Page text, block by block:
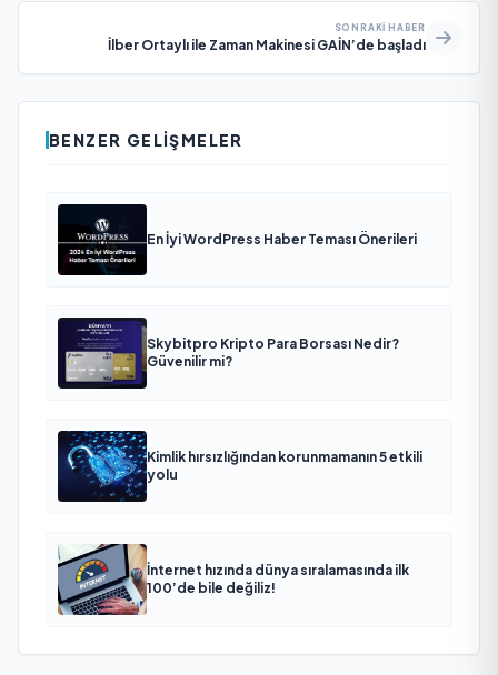
SONRAKI HABER
İlber Ortaylı ile Zaman Makinesi GAİN’de başladı
BENZER GELIŞMELER
En İyi WordPress Haber Teması Önerileri
Skybitpro Kripto Para Borsası Nedir?
Güvenilir mi?
Kimlik hırsızlığından korunmamanın 5 etkili
yolu
İnternet hızında dünya sıralamasında ilk
100’de bile değiliz!